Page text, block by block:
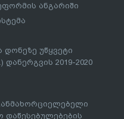
ანგარიში
დონეზე უწყვეტი
დანერგვის 2019-2020